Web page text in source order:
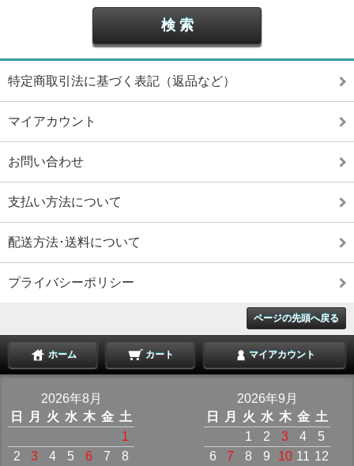
特定商取引法に基づく表記（返品など）
マイアカウント
お問い合わせ
支払い方法について
配送方法･送料について
プライバシーポリシー
ページの先頭へ戻る
ホーム カート マイアカウント
2026年8月
日
月 火 水 木 金 土
1
2
3 4 5 6 7 8
2026年9月
日
月 火 水 木 金 土
1
2 3 4
5
6
7 8 9 10 11 12